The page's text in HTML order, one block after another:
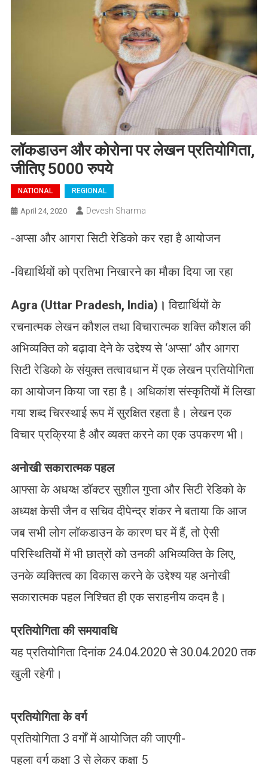
लॉकडाउन और कोरोना पर लेखन प्रतियोगिता,
जीतिए 5000 रुपये
NATIONAL REGIONAL
April 24, 2020 Devesh Sharma
-अप्सा और आगरा सिटी रेडिको कर रहा है आयोजन
-विद्यार्थियों को प्रतिभा निखारने का मौका दिया जा रहा
Agra (Uttar Pradesh, India)। विद्यार्थियों के
रचनात्मक लेखन कौशल तथा विचारात्मक शक्ति कौशल की
अभिव्यक्ति को बढ़ावा देने के उद्देश्य से ‘अप्सा’ और आगरा
सिटी रेडिको के संयुक्त तत्वावधान में एक लेखन प्रतियोगिता
का आयोजन किया जा रहा है। अधिकांश संस्कृतियों में लिखा
गया शब्द चिरस्थाई रूप में सुरक्षित रहता है। लेखन एक
विचार प्रक्रिया है और व्यक्त करने का एक उपकरण भी।
अनोखी सकारात्मक पहल
आफ्सा के अधय्क्ष डॉक्टर सुशील गुप्ता और सिटी रेडिको के
अध्यक्ष केसी जैन व सचिव दीपेन्द्र शंकर ने बताया कि आज
जब सभी लोग लॉकडाउन के कारण घर में हैं, तो ऐसी
परिस्थितियों में भी छात्रों को उनकी अभिव्यक्ति के लिए,
उनके व्यक्तित्व का विकास करने के उद्देश्य यह अनोखी
सकारात्मक पहल निश्चित ही एक सराहनीय कदम है।
प्रतियोगिता की समयावधि
यह प्रतियोगिता दिनांक 24.04.2020 से 30.04.2020 तक
खुली रहेगी।
प्रतियोगिता के वर्ग
प्रतियोगिता 3 वर्गों में आयोजित की जाएगी-
पहला वर्ग कक्षा 3 से लेकर कक्षा 5